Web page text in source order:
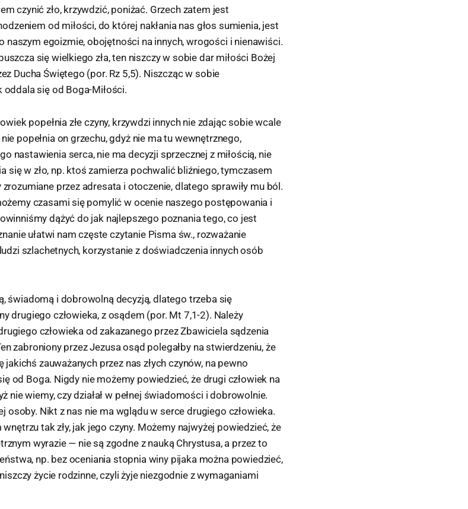
czynić zło, krzywdzić, poniżać. Grzech zatem jest
od miłości, do której nakłania nas głos sumienia, jest
naszym egoizmie, obojętności na innych, wrogości i nienawiści.
się wielkiego zła, ten niszczy w sobie dar miłości Bożej
Ducha Świętego (por. Rz 5,5). Niszcząc w sobie
oddala się od Boga-Miłości.
popełnia złe czyny, krzywdzi innych nie zdając sobie wcale
popełnia on grzechu, gdyż nie ma tu wewnętrznego,
nastawienia serca, nie ma decyzji sprzecznej z miłością, nie
się w zło, np. ktoś zamierza pochwalić bliźniego, tymczasem
przez adresata i otoczenie, dlatego sprawiły mu ból.
czasami się pomylić w ocenie naszego postępowania i
dążyć do jak najlepszego poznania tego, co jest
ułatwi nam częste czytanie Pisma św., rozważanie
szlachetnych, korzystanie z doświadczenia innych osób
świadomą i dobrowolną decyzją, dlatego trzeba się
drugiego człowieka, z osądem (por. Mt 7,1-2). Należy
człowieka od zakazanego przez Zbawiciela sądzenia
zabroniony przez Jezusa osąd polegałby na stwierdzeniu, że
zauważanych przez nas złych czynów, na pewno
od Boga. Nigdy nie możemy powiedzieć, że drugi człowiek na
nie wiemy, czy działał w pełnej świadomości i dobrowolnie.
osoby. Nikt z nas nie ma wglądu w serce drugiego człowieka.
tak zły, jak jego czyny. Możemy najwyżej powiedzieć, że
wyrazie — nie są zgodne z nauką Chrystusa, a przez to
np. bez oceniania stopnia winy pijaka można powiedzieć,
życie rodzinne, czyli żyje niezgodnie z wymaganiami